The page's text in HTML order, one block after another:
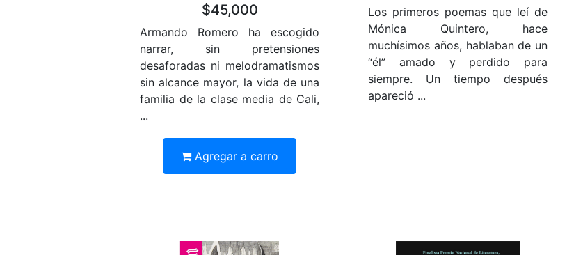
$45,000
Armando Romero ha escogido
narrar, sin pretensiones
desaforadas ni melodramatismos
sin alcance mayor, la vida de una
familia de la clase media de Cali,
...
Agregar a carro
Los primeros poemas que leí de
Mónica Quintero, hace
muchísimos años, hablaban de un
“él” amado y perdido para
siempre. Un tiempo después
apareció ...